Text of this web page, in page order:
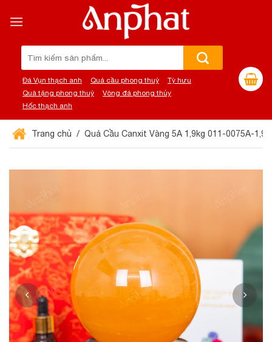
đến
Đá Vụn thạch anh Quả cầu phong thuỷ
Tỳ hưu
Quà tặng phong thuỷ
Vòng đá phong thủy
Hốc thạch anh
Trang chủ Quả Cầu Canxit Vàng 5A 1,9kg 011-0075A-1,9